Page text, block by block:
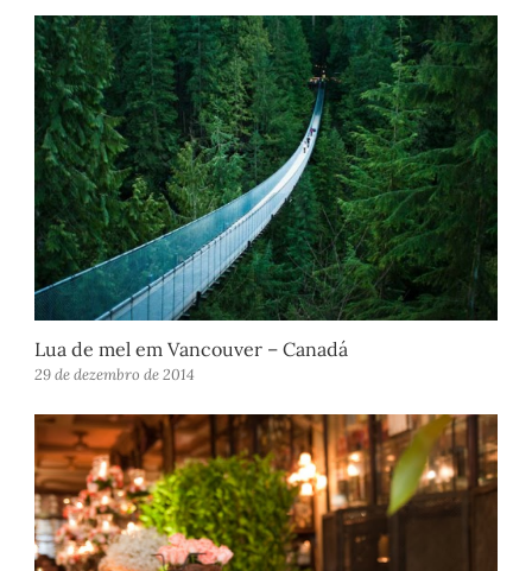
Lua de mel em Vancouver – Canadá
29 de dezembro de 2014